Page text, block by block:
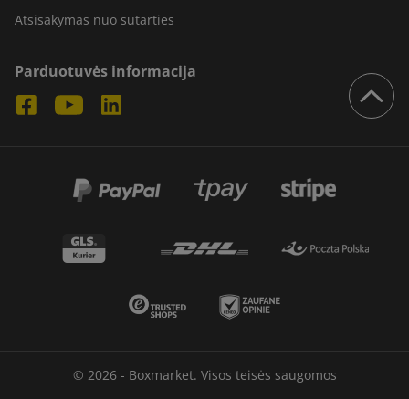
Atsisakymas nuo sutarties
Parduotuvės informacija
© 2026 - Boxmarket. Visos teisės saugomos